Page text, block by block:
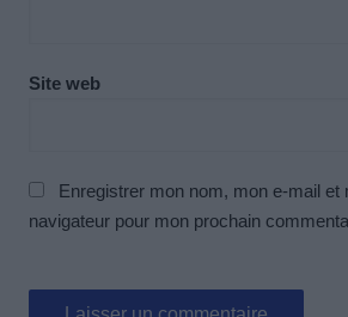
Site web
Enregistrer mon nom, mon e-mail et
navigateur pour mon prochain